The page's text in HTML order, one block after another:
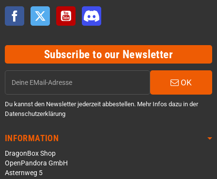
Facebook Twitter YouTube
Subscribe to our Newsletter
OK
Du kannst den Newsletter jederzeit abbestellen. Mehr Infos dazu in der
Datenschutzerklärung
INFORMATION
DragonBox Shop
OpenPandora GmbH
Asternweg 5